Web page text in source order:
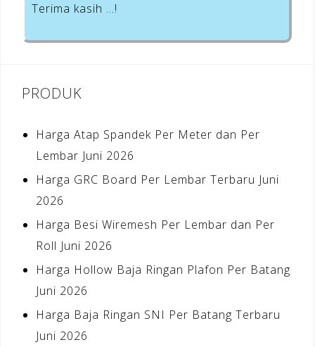
Terima kasih …!
PRODUK
Harga Atap Spandek Per Meter dan Per
Lembar Juni 2026
Harga GRC Board Per Lembar Terbaru Juni
2026
Harga Besi Wiremesh Per Lembar dan Per
Roll Juni 2026
Harga Hollow Baja Ringan Plafon Per Batang
Juni 2026
Harga Baja Ringan SNI Per Batang Terbaru
Juni 2026